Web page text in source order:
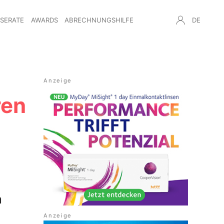
AWARDS ABRECHNUNGSHILFE DE